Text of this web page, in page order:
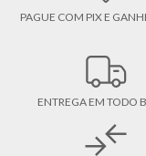
PAGUE COM PIX E
ENTREGA EM TODO